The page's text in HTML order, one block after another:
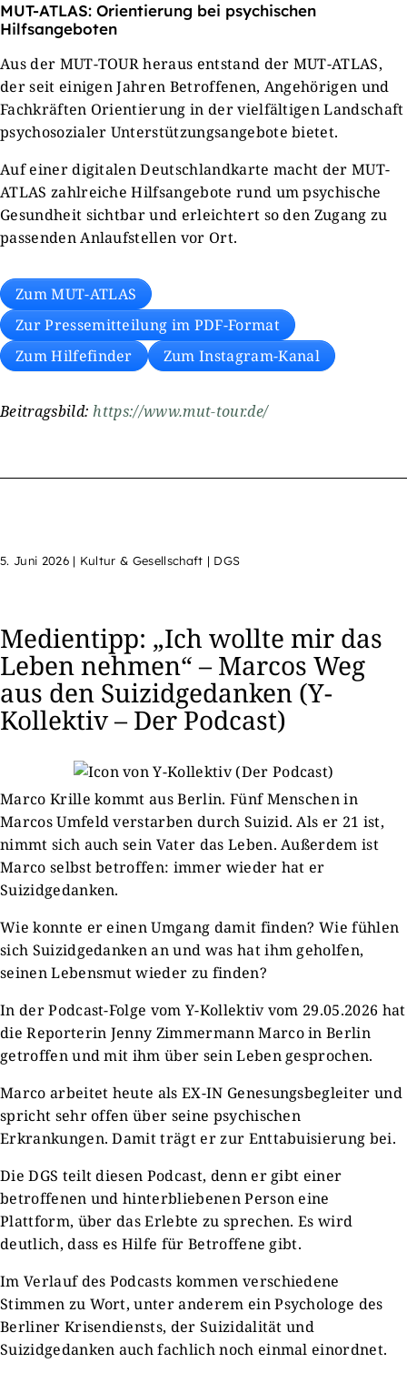
MUT-ATLAS: Orientierung bei psychischen
Hilfsangeboten
Aus der MUT-TOUR heraus entstand der MUT-ATLAS,
der seit einigen Jahren Betroffenen, Angehörigen und
Fachkräften Orientierung in der vielfältigen Landschaft
psychosozialer Unterstützungsangebote bietet.
Auf einer digitalen Deutschlandkarte macht der MUT-
ATLAS zahlreiche Hilfsangebote rund um psychische
Gesundheit sichtbar und erleichtert so den Zugang zu
passenden Anlaufstellen vor Ort.
Zum MUT-ATLAS
Zur Pressemitteilung im PDF-Format
Zum Hilfefinder
Zum Instagram-Kanal
Beitragsbild:https://www.mut-tour.de/
5. Juni 2026| Kultur & Gesellschaft | DGS
Medientipp: „Ich wollte mir das
Leben nehmen“ – Marcos Weg
aus den Suizidgedanken (Y-
Kollektiv – Der Podcast)
Marco Krille kommt aus Berlin. Fünf Menschen in
Marcos Umfeld verstarben durch Suizid. Als er 21 ist,
nimmt sich auch sein Vater das Leben. Außerdem ist
Marco selbst betroffen: immer wieder hat er
Suizidgedanken.
Wie konnte er einen Umgang damit finden? Wie fühlen
sich Suizidgedanken an und was hat ihm geholfen,
seinen Lebensmut wieder zu finden?
In der Podcast-Folge vom Y-Kollektiv vom 29.05.2026 hat
die Reporterin Jenny Zimmermann Marco in Berlin
getroffen und mit ihm über sein Leben gesprochen.
Marco arbeitet heute als EX-IN Genesungsbegleiter und
spricht sehr offen über seine psychischen
Erkrankungen. Damit trägt er zur Enttabuisierung bei.
Die DGS teilt diesen Podcast, denn er gibt einer
betroffenen und hinterbliebenen Person eine
Plattform, über das Erlebte zu sprechen. Es wird
deutlich, dass es Hilfe für Betroffene gibt.
Im Verlauf des Podcasts kommen verschiedene
Stimmen zu Wort, unter anderem ein Psychologe des
Berliner Krisendiensts, der Suizidalität und
Suizidgedanken auch fachlich noch einmal einordnet.